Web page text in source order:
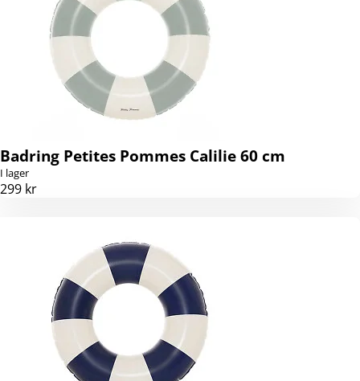
Badring Petites Pommes Calilie 60 cm
I lager
299 kr